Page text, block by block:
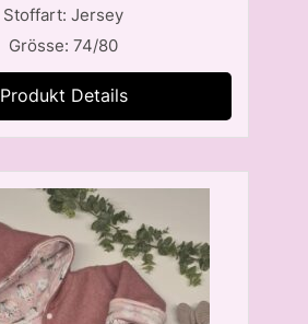
Stoffart: Jersey
Grösse: 74/80
Produkt Details